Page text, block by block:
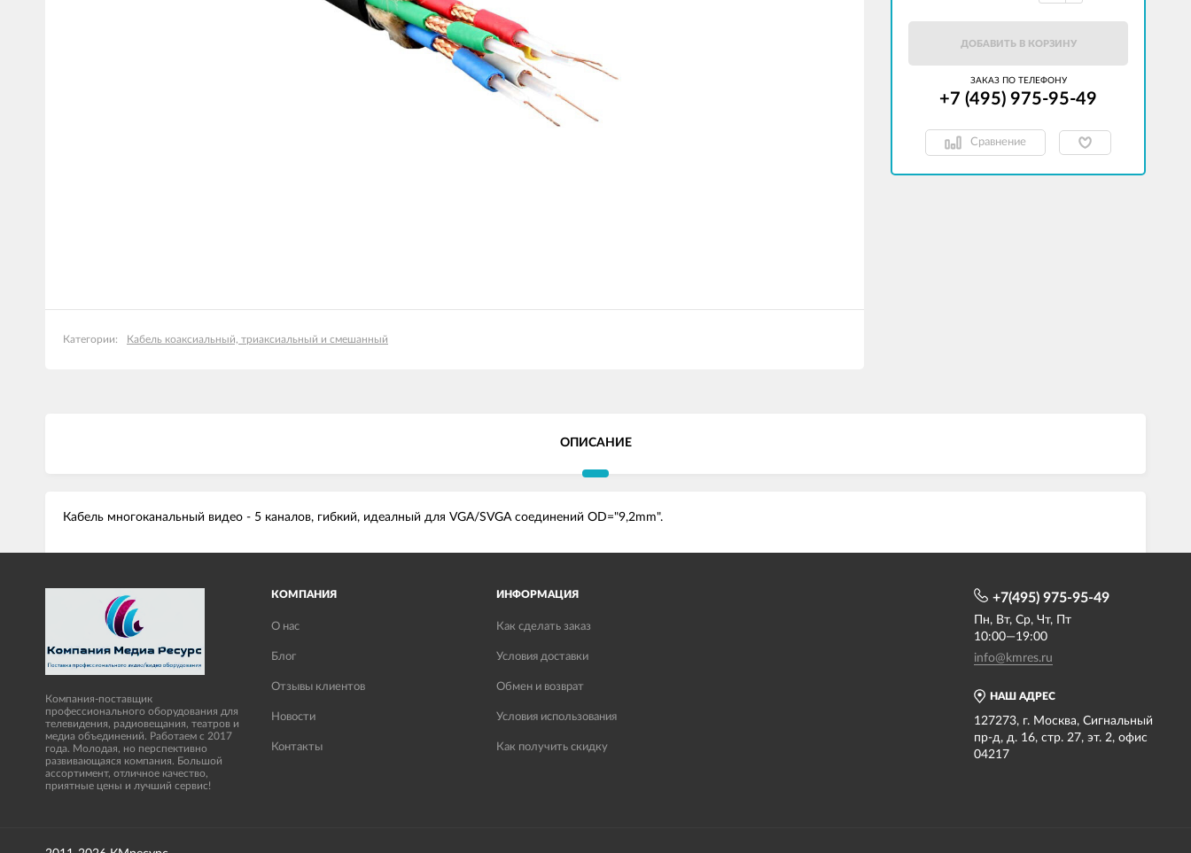
Категории: Кабель коаксиальный, триаксиальный и смешанный
ДОБАВИТЬ В КОРЗИНУ
ЗАКАЗ ПО ТЕЛЕФОНУ
+7 (495) 975-95-49
Сравнение
ОПИСАНИЕ
Кабель многоканальный видео - 5 каналов, гибкий, идеалный для VGA/SVGA соединений OD="9,2mm".
Компания-поставщик
профессионального оборудования для
телевидения, радиовещания, театров и
медиа объединений. Работаем с 2017
года. Молодая, но перспективно
развивающаяся компания. Большой
ассортимент, отличное качество,
приятные цены и лучший сервис!
КОМПАНИЯ
О нас
Блог
Отзывы клиентов
Новости
Контакты
ИНФОРМАЦИЯ
Как сделать заказ
Условия доставки
Обмен и возврат
Условия использования
Как получить скидку
НАШ АДРЕС
127273, г. Москва, Сигнальный
пр-д, д. 16, стр. 27, эт. 2, офис
04217
+7(495) 975-95-49
Пн, Вт, Ср, Чт, Пт
10:00—19:00
info@kmres.ru